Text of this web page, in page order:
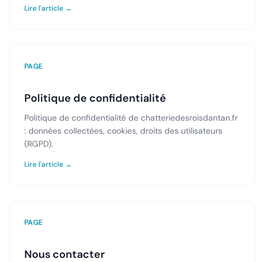
Lire l'article →
PAGE
Politique de confidentialité
Politique de confidentialité de chatteriedesroisdantan.fr
: données collectées, cookies, droits des utilisateurs
(RGPD).
Lire l'article →
PAGE
Nous contacter